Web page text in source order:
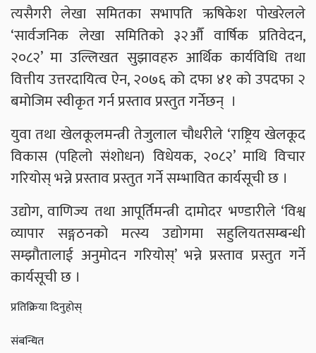
त्यसैगरी लेखा समितका सभापति ऋषिकेश पोखरेलले
‘सार्वजनिक लेखा समितिको ३२औँ वार्षिक प्रतिवेदन,
२०८२’ मा उल्लिखत सुझावहरु आर्थिक कार्यविधि तथा
वित्तीय उत्तरदायित्व ऐन, २०७६ को दफा ४१ को उपदफा २
बमोजिम स्वीकृत गर्न प्रस्ताव प्रस्तुत गर्नेछन् ।
युवा तथा खेलकूलमन्त्री तेजुलाल चौधरीले ‘राष्ट्रिय खेलकूद
विकास (पहिलो संशोधन) विधेयक, २०८२’ माथि विचार
गरियोस् भन्ने प्रस्ताव प्रस्तुत गर्ने सम्भावित कार्यसूची छ ।
उद्योग, वाणिज्य तथा आपूर्तिमन्त्री दामोदर भण्डारीले ‘विश्व
व्यापार सङ्गठनको मत्स्य उद्योगमा सहुलियतसम्बन्धी
सम्झौतालाई अनुमोदन गरियोस्’ भन्ने प्रस्ताव प्रस्तुत गर्ने
कार्यसूची छ ।
प्रतिक्रिया दिनुहोस्
संबन्धित